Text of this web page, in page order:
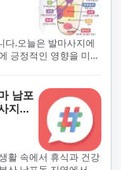
보시길 바랍니다. 그렇
홈케어를 선택하기 전
금 관련 사기에는 항상
레그램 같은 메시지
경우, 선입금을 하지
하고 있으며, 명성을
위와 간접적인 피해
칭하며 선불 결제를 요
시고 저희에게 알려
후에 결제하는 걸 기
를 전문으로 하며,
샵이 특별한지 궁금하
접근 방식과 정책은
험을 집앞에서 제공
려하여 후불제 시스템
공함으로써 고객님
꼼히 확인하시고, 선입
나 텔레그램과 같은 메
이러한 서비스는 선지
없이 안전하고 신뢰할
다.오늘은 발마사지에
긍정적인 영향을 미칠
아치, 발가락, 발등 등
. 일상적인 활동이나
게 만들어주어 편안
근육의 혈액순환을 촉
액순환을 촉진하는
이 더 원활하게 흐르
남포
지출
활 속에서 휴식과 건강